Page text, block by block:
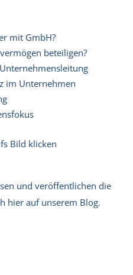
mit GmbH?
beteiligen?
im Unternehmen
Bild klicken
und veröffentlichen die
hier auf unserem Blog.